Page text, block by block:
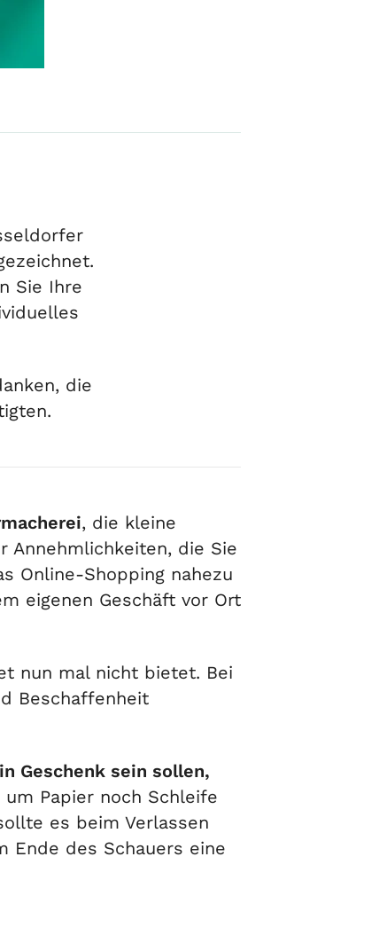
Sie Ihre
die
, die kleine
Annehmlichkeiten, die Sie
Online-Shopping nahezu
eigenen Geschäft vor Ort
nun mal nicht bietet. Bei
Beschaffenheit
Geschenk sein sollen,
Papier noch Schleife
es beim Verlassen
Ende des Schauers eine